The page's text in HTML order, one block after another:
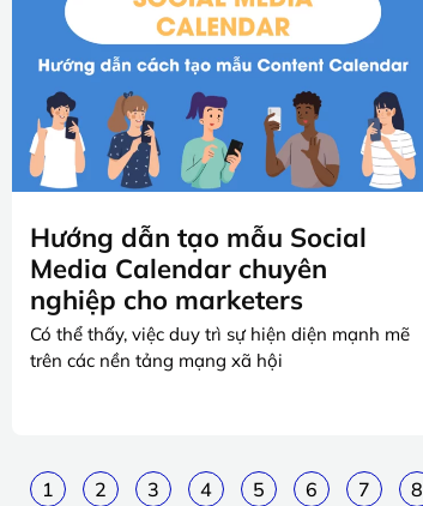
Hướng dẫn tạo mẫu Social
Media Calendar chuyên
nghiệp cho marketers
Có thể thấy, việc duy trì sự hiện diện mạnh mẽ
trên các nền tảng mạng xã hội
1 2 3 4 5 6 7 8